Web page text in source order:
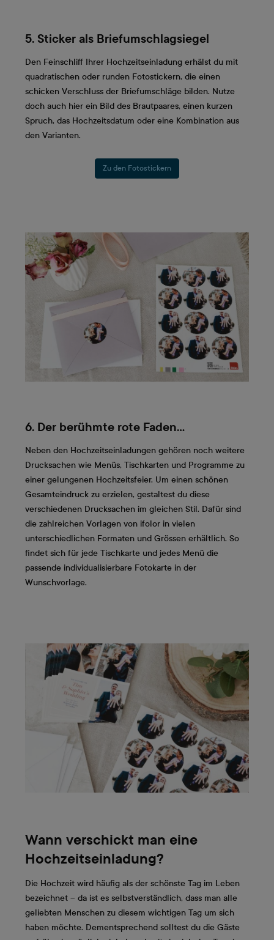
5. Sticker als Briefumschlagsiegel
Den Feinschliff Ihrer Hochzeitseinladung erhälst du mit
quadratischen oder runden Fotostickern, die einen
schicken Verschluss der Briefumschläge bilden. Nutze
doch auch hier ein Bild des Brautpaares, einen kurzen
Spruch, das Hochzeitsdatum oder eine Kombination aus
den Varianten.
Zu den Fotostickern
6. Der berühmte rote Faden…
Neben den Hochzeitseinladungen gehören noch weitere
Drucksachen wie Menüs, Tischkarten und Programme zu
einer gelungenen Hochzeitsfeier. Um einen schönen
Gesamteindruck zu erzielen, gestaltest du diese
verschiedenen Drucksachen im gleichen Stil. Dafür sind
die zahlreichen Vorlagen von ifolor in vielen
unterschiedlichen Formaten und Grössen erhältlich. So
findet sich für jede Tischkarte und jedes Menü die
passende individualisierbare Fotokarte in der
Wunschvorlage.
Wann verschickt man eine
Hochzeitseinladung?
Die Hochzeit wird häufig als der schönste Tag im Leben
bezeichnet – da ist es selbstverständlich, dass man alle
geliebten Menschen zu diesem wichtigen Tag um sich
haben möchte. Dementsprechend solltest du die Gäste